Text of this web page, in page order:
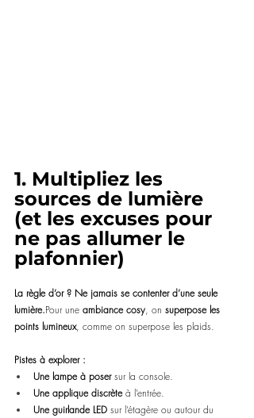
1. Multipliez les
sources de lumière
(et les excuses pour
ne pas allumer le
plafonnier)
La règle d’or ? Ne jamais se contenter d’une seule
lumière.Pour une ambiance cosy, on superpose les
points lumineux, comme on superpose les plaids.
Pistes à explorer :
Une lampe à poser sur la console.
Une applique discrète à l’entrée.
Une guirlande LED sur l’étagère ou autour du